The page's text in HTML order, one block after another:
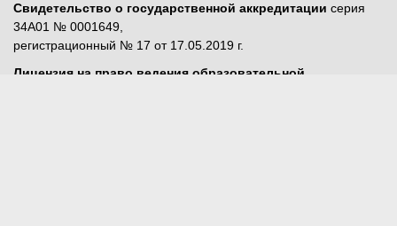
Свидетельство о государственной аккредитации серия
34А01 № 0001649,
регистрационный № 17 от 17.05.2019 г.
Лицензия на право ведения образовательной